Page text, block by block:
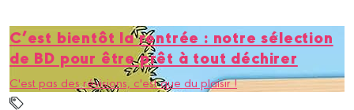
C’est bientôt la rentrée : notre sélection
de BD pour être prêt à tout déchirer
C'est pas des révisions, c'est que du plaisir !